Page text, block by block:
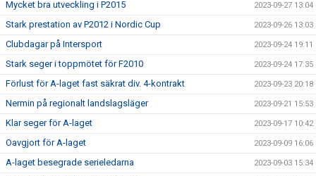
Mycket bra utveckling i P2015 2023-09-27 13:04
Stark prestation av P2012 i Nordic Cup 2023-09-26 13:03
Clubdagar på Intersport 2023-09-24 19:11
Stark seger i toppmötet för F2010 2023-09-24 17:35
Förlust för A-laget fast säkrat div. 4-kontrakt 2023-09-23 20:18
Nermin på regionalt landslagsläger 2023-09-21 15:53
Klar seger för A-laget 2023-09-17 10:42
Oavgjort för A-laget 2023-09-09 16:06
A-laget besegrade serieledarna 2023-09-03 15:34